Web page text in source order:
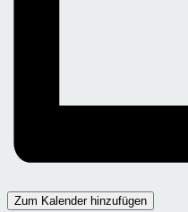
Zum Kalender hinzufügen